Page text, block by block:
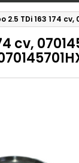
2.5 TDi 163 174 cv,
cv,